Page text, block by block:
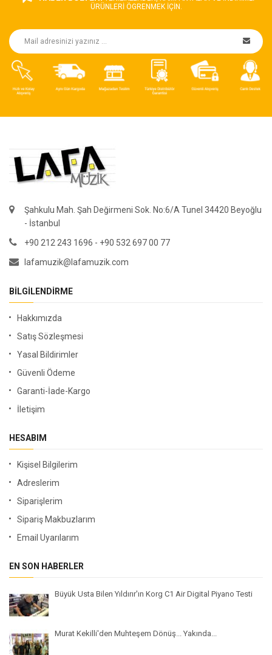
ÜRÜNLERI ÖGRENMEK IÇIN.
Şahkulu Mah. Şah Değirmeni Sok. No:6/A Tunel 34420 Beyoğlu
- İstanbul
+90 212 243 1696 - +90 532 697 00 77
lafamuzik@lafamuzik.com
BILGILENDIRME
Hakkımızda
Satış Sözleşmesi
Yasal Bildirimler
Güvenli Ödeme
Garanti-İade-Kargo
İletişim
HESABIM
Kişisel Bilgilerim
Adreslerim
Siparişlerim
Sipariş Makbuzlarım
Email Uyarılarım
EN SON HABERLER
Büyük Usta Bilen Yıldırır'ın Korg C1 Air Digital Piyano Testi
Murat Kekilli'den Muhteşem Dönüş... Yakında...